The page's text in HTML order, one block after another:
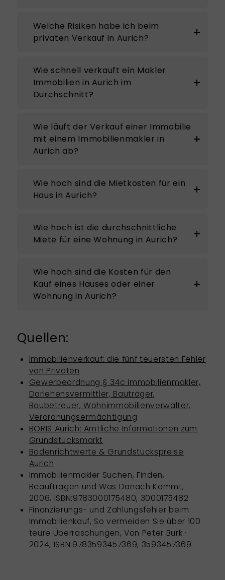
Welche Risiken habe ich beim
privaten Verkauf in Aurich?
Wie schnell verkauft ein Makler
Immobilien in Aurich im
Durchschnitt?
Wie läuft der Verkauf einer Immobilie
mit einem Immobilienmakler in
Aurich ab?
Wie hoch sind die Mietkosten für ein
Haus in Aurich?
Wie hoch ist die durchschnittliche
Miete für eine Wohnung in Aurich?
Wie hoch sind die Kosten für den
Kauf eines Hauses oder einer
Wohnung in Aurich?
Quellen:
Immobilienverkauf: die fünf teuersten Fehler
von Privaten
Gewerbeordnung § 34c Immobilienmakler,
Darlehensvermittler, Bauträger,
Baubetreuer, Wohnimmobilienverwalter,
Verordnungsermächtigung
BORIS Aurich: Amtliche Informationen zum
Grundstücksmarkt
Bodenrichtwerte & Grundstückspreise
Aurich
Immobilienmakler Suchen, Finden,
Beauftragen und Was Danach Kommt,
2006, ISBN:9783000175480, 3000175482
Finanzierungs- und Zahlungsfehler beim
Immobilienkauf, So vermeiden Sie über 100
teure Überraschungen, Von Peter Burk ·
2024, ISBN:9783593457369, 3593457369